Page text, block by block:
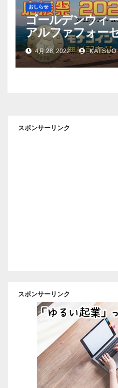
おしらせ
ゴールデンウィ
アルファフォー
イン配布量
4月 28, 2022 KATSUO
スポンサーリンク
スポンサーリンク